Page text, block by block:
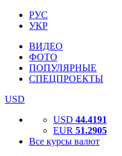
РУС
УКР
ВИДЕО
ФОТО
ПОПУЛЯРНЫЕ
СПЕЦПРОЕКТЫ
USD
USD 44.4191
EUR 51.2905
Все курсы валют